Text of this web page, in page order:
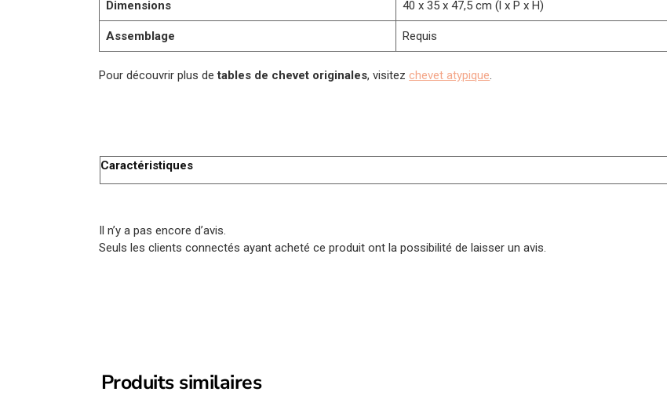
Dimensions 40 x 35 x 47,5 cm (l x P x H)
Assemblage Requis
Pour découvrir plus detables de chevet originales, visitezchevet atypique.
Caractéristiques
Il n’y a pas encore d’avis.
Seuls les clients connectés ayant acheté ce produit ont la possibilité de laisser un avis.
Produits similaires